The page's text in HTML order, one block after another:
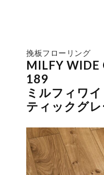
挽板フローリング
MILFY WIDE
189
ミルフィワ
ティックグ